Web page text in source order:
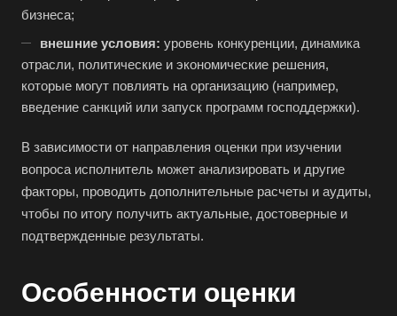
бизнеса;
внешние условия: уровень конкуренции, динамика
отрасли, политические и экономические решения,
которые могут повлиять на организацию (например,
введение санкций или запуск программ господдержки).
В зависимости от направления оценки при изучении
вопроса исполнитель может анализировать и другие
факторы, проводить дополнительные расчеты и аудиты,
чтобы по итогу получить актуальные, достоверные и
подтвержденные результаты.
Особенности оценки
Выберите ваш город
Абакан
Абдулино
Азов